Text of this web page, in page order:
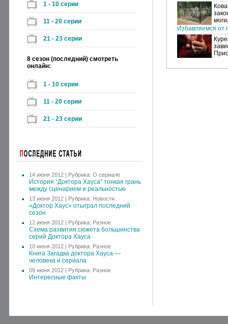
1 - 10 серии
11 - 20 серии
21 - 23 серии
8 сезон (последний) смотреть
онлайн:
1 - 10 серии
11 - 20 серии
21 - 23 серии
14 июня 2012 | Рубрика: О сериале
История “Доктора Хауса” тонкая грань
между сценарием и реальностью
13 июня 2012 | Рубрика: Новости
«Доктор Хаус» отыграл последний
сезон
12 июня 2012 | Рубрика: Разное
Схема развития сюжета большинства
серий Доктора Хауса
10 июня 2012 | Рубрика: Разное
Книга Загадка доктора Хауса —
человека и сериала
09 июня 2012 | Рубрика: Разное
Интересные факты
Избавляемся от